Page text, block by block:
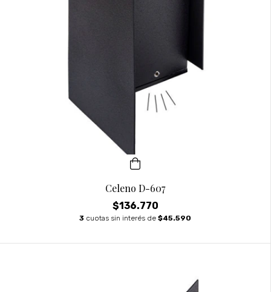
Celeno D-607
$136.770
3 cuotas sin interés de $45.590